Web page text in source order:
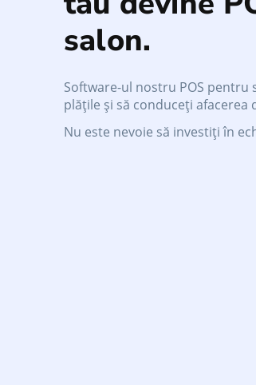
salon.
Software-ul nostru POS
plățile și să conduceți
Nu este nevoie să investiți în